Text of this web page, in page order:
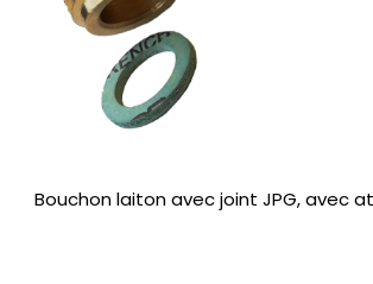
Bouchon laiton avec joint JPG, avec